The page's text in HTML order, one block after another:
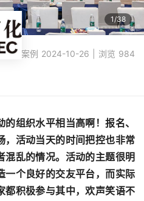
1/38
团建案例 2024-10-26 | 浏览 984
组织水平相当高啊！报名、
，活动当天的时间把控也非常
混乱的情况。活动的主题很明
一个良好的交友平台，而实际
都积极参与其中，欢声笑语不